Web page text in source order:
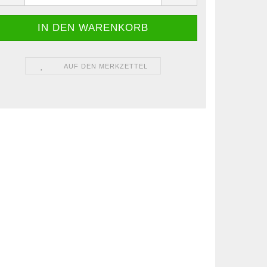
AUF DEN MERKZETTEL